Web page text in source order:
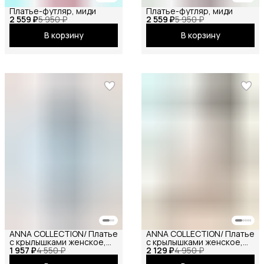
2 559 ₽5 950 ₽
Платье-футляр, миди
В корзину
2 559 ₽5 950 ₽
Платье-футляр, миди
В корзину
1 957 ₽4 550 ₽
ANNA COLLECTION/ Платье
с крылышками женское,
платье вечернее, 2 129 ₽4 950 ₽
ANNA COLLECTION/ Платье
с крылышками женское,
платье вечернее,